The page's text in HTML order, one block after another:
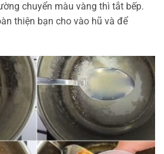
chuyển màu vàng thì tắt bếp.
thiện bạn cho vào hũ và để